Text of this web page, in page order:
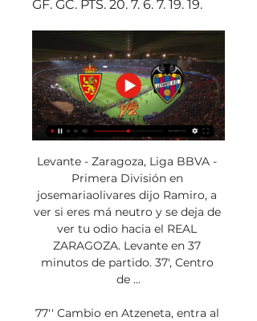
GF. GC. PTS. 20. 7. 6. 7. 19. 19.
Levante - Zaragoza, Liga BBVA -
Primera División en
josemariaolivares dijo Ramiro, a
ver si eres má neutro y se deja de
ver tu odio hacia el REAL
ZARAGOZA. Levante en 37
minutos de partido. 37', Centro
de ...
77'' Cambio en Atzeneta, entra al